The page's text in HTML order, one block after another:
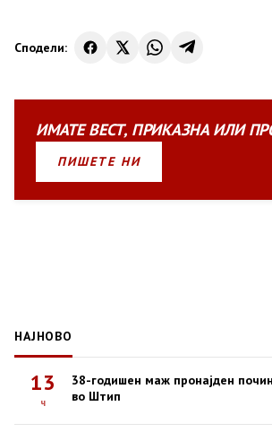
Сподели:
ИМАТЕВЕСТ, ПРИКАЗНАИЛИ
ПИШЕТЕ НИ
НАЈНОВО
13
ч
38-годишен маж пронајден
во Штип